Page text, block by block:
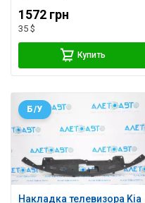
1572 грн
35 $
Купить
Накладка телевизора Kia
Б/У